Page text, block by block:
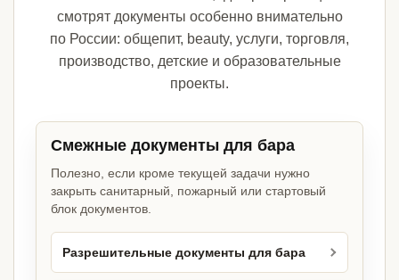
смотрят документы особенно внимательно
по России: общепит, beauty, услуги, торговля,
производство, детские и образовательные
проекты.
Смежные документы для бара
Полезно, если кроме текущей задачи нужно
закрыть санитарный, пожарный или стартовый
блок документов.
Разрешительные документы для бара